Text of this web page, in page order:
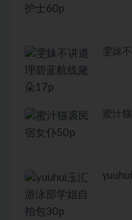
雯妹
蜜汁